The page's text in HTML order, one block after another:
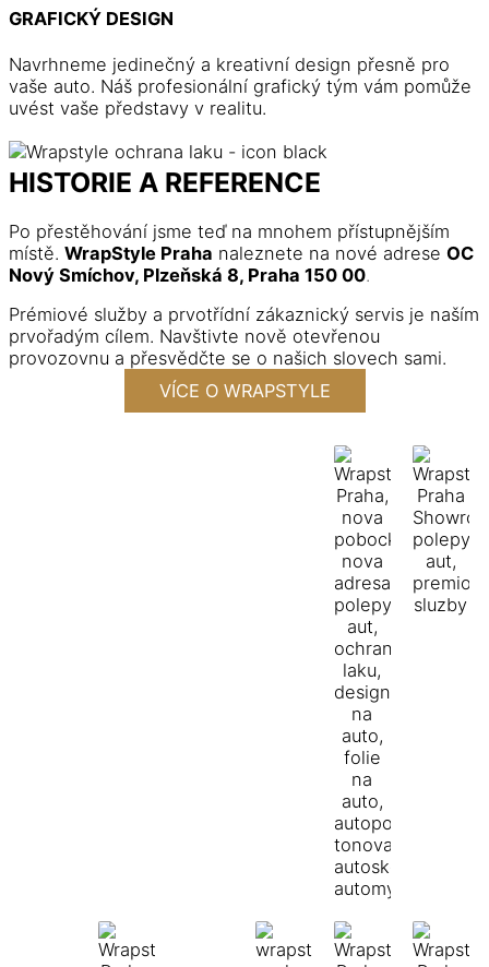
GRAFICKÝ DESIGN
Navrhneme jedinečný a kreativní design přesně pro
vaše auto. Náš profesionální grafický tým vám pomůže
uvést vaše představy v realitu.
HISTORIE A REFERENCE
Po přestěhování jsme teď na mnohem přístupnějším
místě. WrapStyle Praha naleznete na nové adrese OC
Nový Smíchov, Plzeňská 8, Praha 150 00.
Prémiové služby a prvotřídní zákaznický servis je naším
prvořadým cílem. Navštivte nově otevřenou
provozovnu a přesvědčte se o našich slovech sami.
VÍCE O WRAPSTYLE